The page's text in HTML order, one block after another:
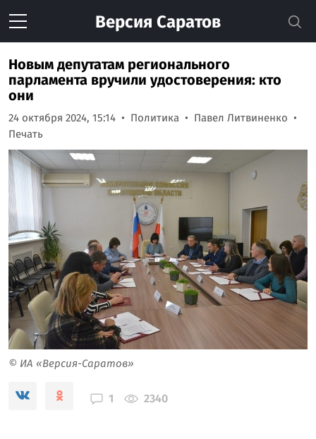
Версия Саратов
Новым депутатам регионального
парламента вручили удостоверения: кто
они
24 октября 2024, 15:14 Политика
Павел Литвиненко
Печать
© ИА «Версия-Саратов»
1 2340